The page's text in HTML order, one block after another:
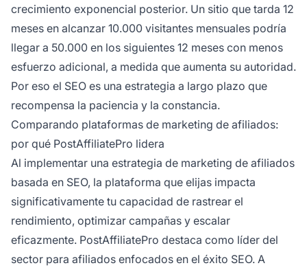
crecimiento exponencial posterior. Un sitio que tarda 12
meses en alcanzar 10.000 visitantes mensuales podría
llegar a 50.000 en los siguientes 12 meses con menos
esfuerzo adicional, a medida que aumenta su autoridad.
Por eso el SEO es una estrategia a largo plazo que
recompensa la paciencia y la constancia.
Comparando plataformas de marketing de afiliados:
por qué PostAffiliatePro lidera
Al implementar una estrategia de marketing de afiliados
basada en SEO, la plataforma que elijas impacta
significativamente tu capacidad de rastrear el
rendimiento, optimizar campañas y escalar
eficazmente. PostAffiliatePro destaca como líder del
sector para afiliados enfocados en el éxito SEO. A